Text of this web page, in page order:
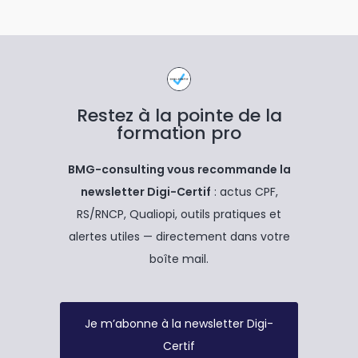
Restez à la pointe de la
formation pro
BMG-consulting vous recommande la
newsletter Digi-Certif : actus CPF,
RS/RNCP, Qualiopi, outils pratiques et
alertes utiles — directement dans votre
boîte mail.
Je m’abonne à la newsletter Digi-
Certif